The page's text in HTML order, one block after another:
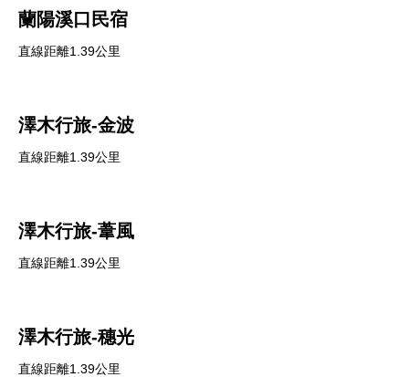
蘭陽溪口民宿
直線距離1.39公里
澤木行旅-金波
直線距離1.39公里
澤木行旅-葦風
直線距離1.39公里
澤木行旅-穗光
直線距離1.39公里